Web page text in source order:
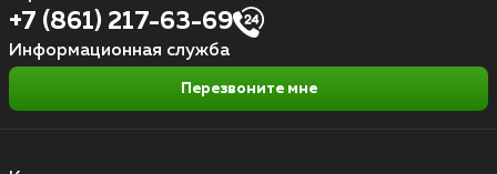
+7 (861) 217-63-69
Информационная служба
Перезвоните мне